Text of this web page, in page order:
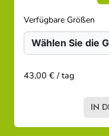
Verfügbare Größen
43,00 € / tag
IN